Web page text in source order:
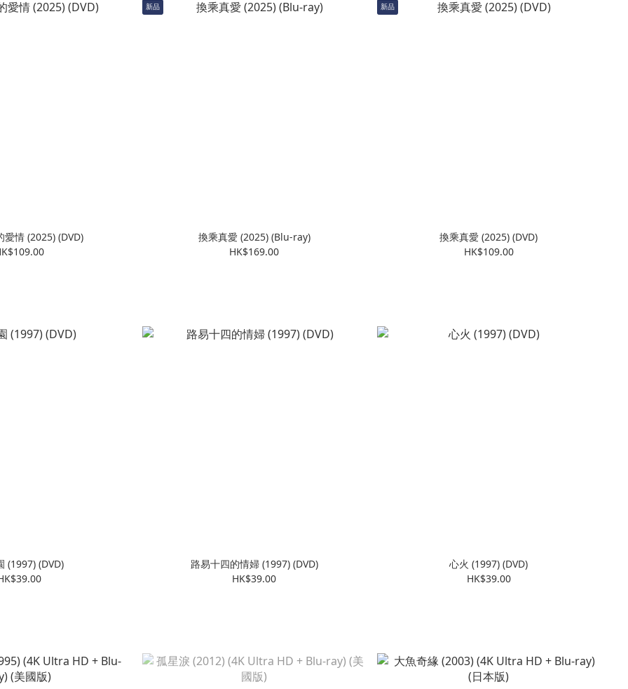
愛情 (2025) (DVD)
新品
換乘真愛 (2025) (Blu-ray)
HK$169.00
新品
換乘真愛 (2025) (DVD)
HK$109.00
(1997) (DVD)
路易十四的情婦 (1997) (DVD)
HK$39.00
心火 (1997) (DVD)
HK$39.00